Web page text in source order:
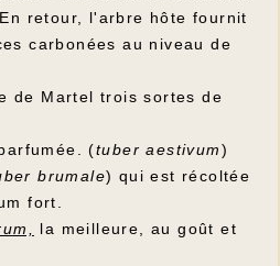
retour, l'arbre hôte fournit
carbonées au niveau de
de Martel trois sortes de
(tuber aestivum)
brumale) qui est récoltée
fort.
la meilleure, au goût et